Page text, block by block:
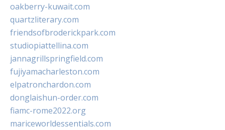
oakberry-kuwait.com
quartzliterary.com
friendsofbroderickpark.com
studiopiattellina.com
jannagrillspringfield.com
fujiyamacharleston.com
elpatronchardon.com
donglaishun-order.com
fiamc-rome2022.org
mariceworldessentials.com